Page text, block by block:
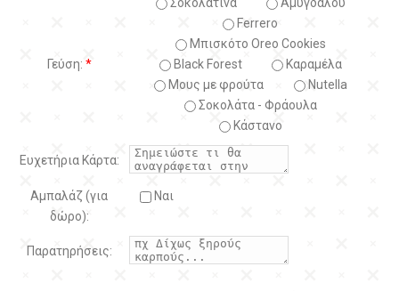
Γεύση: *
Ferrero
Μπισκότο Oreo Cookies
Black Forest
Kαραμέλα
Μους με φρούτα
Nutella
Σοκολάτα - Φράουλα
Κάστανο
Ευχετήρια Κάρτα:
Αμπαλάζ (για
δώρο):
Ναι
Παρατηρήσεις: